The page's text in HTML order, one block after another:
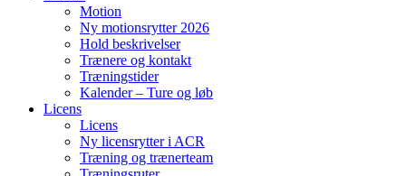
Motion
Ny motionsrytter 2026
Hold beskrivelser
Trænere og kontakt
Træningstider
Kalender – Ture og løb
Licens
Licens
Ny licensrytter i ACR
Træning og trænerteam